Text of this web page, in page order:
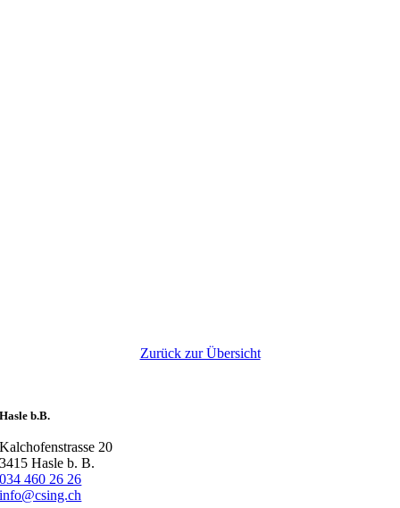
Zurück zur Übersicht
Hasle b.B.
Kalchofenstrasse 20
3415 Hasle b. B.
034 460 26 26
info@csing.ch